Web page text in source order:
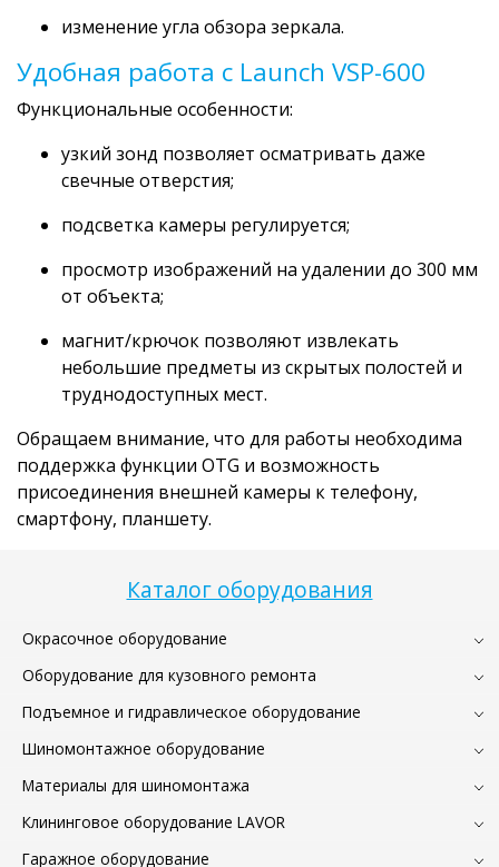
Каталог оборудования
Окрасочное оборудование
Оборудование для кузовного ремонта
Подъемное и гидравлическое оборудование
Шиномонтажное оборудование
Материалы для шиномонтажа
Клининговое оборудование LAVOR
Гаражное оборудование
изменение угла обзора зеркала.
Удобная работа с Launch VSP-600
Функциональные особенности:
узкий зонд позволяет осматривать даже
свечные отверстия;
подсветка камеры регулируется;
просмотр изображений на удалении до 300 мм
от объекта;
магнит/крючок позволяют извлекать
небольшие предметы из скрытых полостей и
труднодоступных мест.
Обращаем внимание, что для работы необходима
поддержка функции OTG и возможность
присоединения внешней камеры к телефону,
смартфону, планшету.